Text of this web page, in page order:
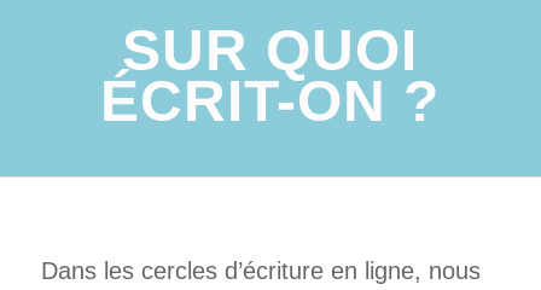
SUR QUOI
ÉCRIT-ON ?
Dans les cercles d’écriture en ligne, nous